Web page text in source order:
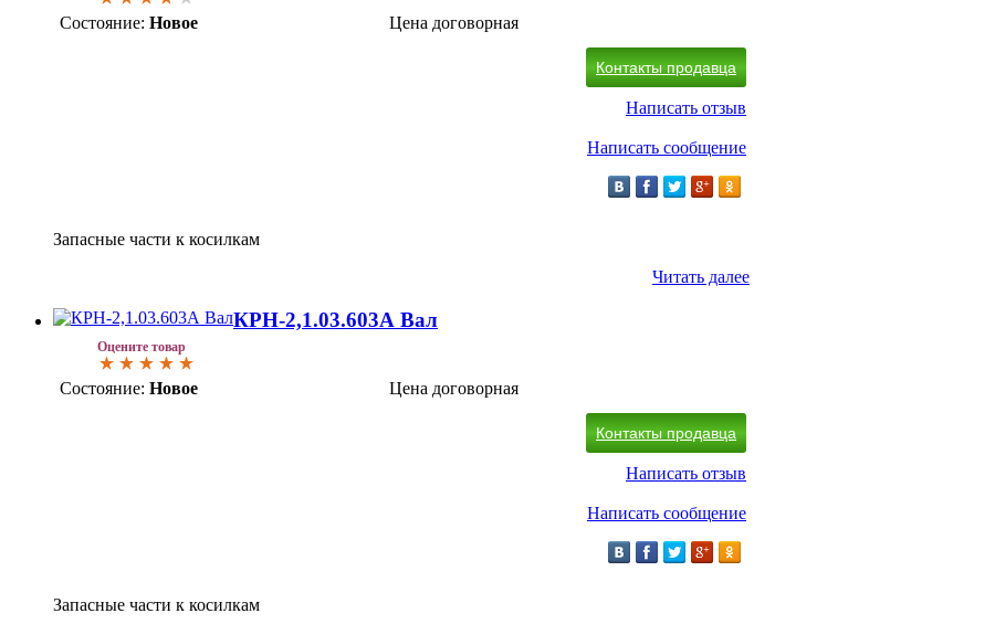
Состояние: Новое Цена договорная
Контакты продавца
Написать отзыв
Написать сообщение
Запасные части к косилкам
Читать далее
Оцените товар
КРН-2,1.03.603А Вал
Состояние: Новое Цена договорная
Контакты продавца
Написать отзыв
Написать сообщение
Запасные части к косилкам